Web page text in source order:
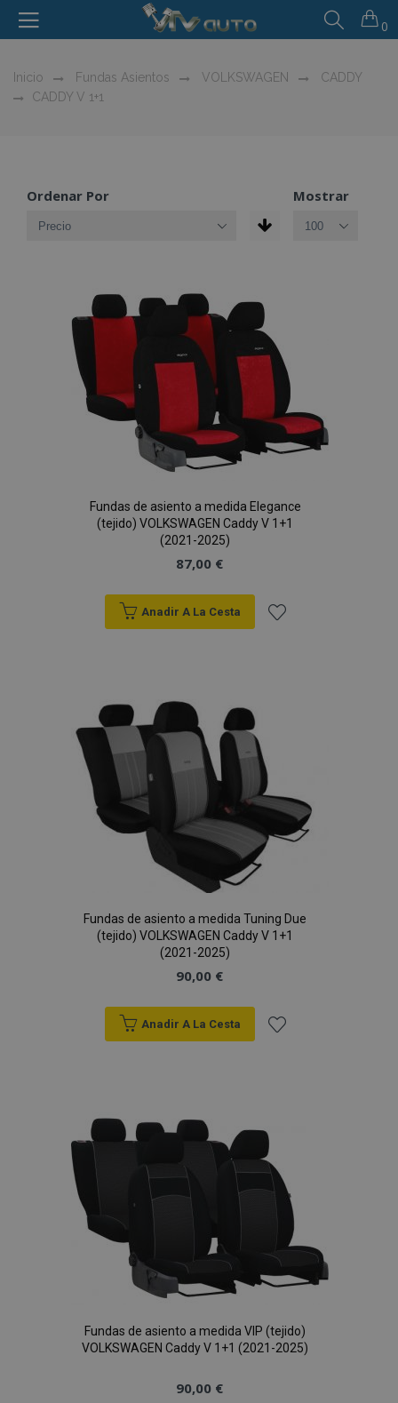
0
Inicio Fundas Asientos VOLKSWAGEN
CADDY
CADDY V 1+1
Ordenar Por Mostrar
Fundas de asiento a medida Elegance
(tejido) VOLKSWAGEN Caddy V 1+1
(2021-2025)
87,00 €
Anadir A La Cesta
Deseos
Fundas de asiento a medida Tuning Due
(tejido) VOLKSWAGEN Caddy V 1+1
(2021-2025)
90,00 €
Anadir A La Cesta
Lista
de
Deseos
Fundas de asiento a medida VIP (tejido)
VOLKSWAGEN Caddy V 1+1 (2021-2025)
90,00 €